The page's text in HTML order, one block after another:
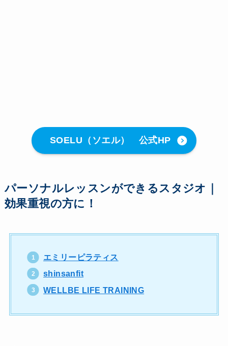
SOELU（ソエル） 公式HP
パーソナルレッスンができるスタジオ｜
効果重視の方に！
エミリーピラティス
shinsanfit
WELLBE LIFE TRAINING